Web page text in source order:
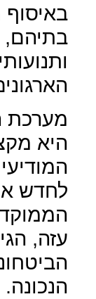
באיסוף
בתיהם,
מערכת
היא
לחדש
עזה,
הנכונה.